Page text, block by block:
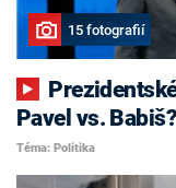
15 fotografií
Pavel vs.
Téma: Politika